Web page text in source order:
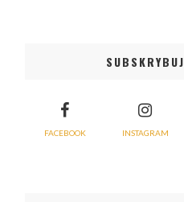
SUBSKRYBUJ
FACEBOOK INSTAGRAM